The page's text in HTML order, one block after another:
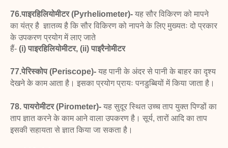
76.पाइरहिलियोमीटर (Pyrheliometer)- यह सौर विकिरण को मापने
का यंत्र है ज्ञातव्य है कि सौर विकिरण को नापने के लिए मुख्यतः दो प्रकार
के उपकरण प्रयोग में लाए जाते
हैं- (i) पाइरहिलियोमीटर, (ii) पाइरैनोमीटर
77.पेरिस्कोप (Periscope)- यह पानी के अंदर से पानी के बाहर का दृश्य
देखने के काम आता है। इसका प्रयोग प्रायः पनडुब्बियों में किया जाता है।
78. पायरोमीटर (Pirometer)- यह सुदूर स्थित उच्च ताप युक्त पिण्डों का
ताप ज्ञात करने के काम आने वाला उपकरण है। सूर्य, तारों आदि का ताप
इसकी सहायता से ज्ञात किया जा सकता है।